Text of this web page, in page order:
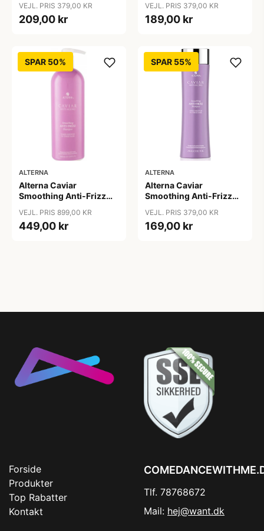
VEJL. PRIS 379,00 KR
209,00 kr
VEJL. PRIS 379,00 KR
189,00 kr
SPAR 50%
ALTERNA
Alterna Caviar
Smoothing Anti-Frizz
VEJL. PRIS 899,00 KR
449,00 kr
SPAR 55%
ALTERNA
Alterna Caviar
Smoothing Anti-Frizz
VEJL. PRIS 379,00 KR
169,00 kr
Forside
Produkter
Top Rabatter
Kontakt
Tlf. 78768672
Mail: hej@want.dk